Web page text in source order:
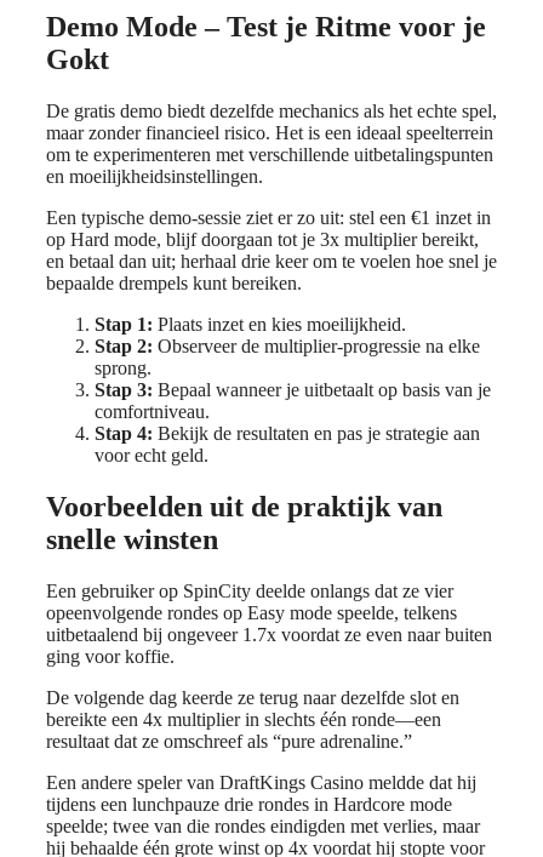
Demo Mode – Test je Ritme voor je
Gokt
De gratis demo biedt dezelfde mechanics als het echte spel,
maar zonder financieel risico. Het is een ideaal speelterrein
om te experimenteren met verschillende uitbetalingspunten
en moeilijkheidsinstellingen.
Een typische demo‑sessie ziet er zo uit: stel een €1 inzet in
op Hard mode, blijf doorgaan tot je 3x multiplier bereikt,
en betaal dan uit; herhaal drie keer om te voelen hoe snel je
bepaalde drempels kunt bereiken.
Stap 1: Plaats inzet en kies moeilijkheid.
Stap 2: Observeer de multiplier‑progressie na elke
sprong.
Stap 3: Bepaal wanneer je uitbetaalt op basis van je
comfortniveau.
Stap 4: Bekijk de resultaten en pas je strategie aan
voor echt geld.
Voorbeelden uit de praktijk van
snelle winsten
Een gebruiker op SpinCity deelde onlangs dat ze vier
opeenvolgende rondes op Easy mode speelde, telkens
uitbetaalend bij ongeveer 1.7x voordat ze even naar buiten
ging voor koffie.
De volgende dag keerde ze terug naar dezelfde slot en
bereikte een 4x multiplier in slechts één ronde—een
resultaat dat ze omschreef als “pure adrenaline.”
Een andere speler van DraftKings Casino meldde dat hij
tijdens een lunchpauze drie rondes in Hardcore mode
speelde; twee van die rondes eindigden met verlies, maar
hij behaalde één grote winst op 4x voordat hij stopte voor